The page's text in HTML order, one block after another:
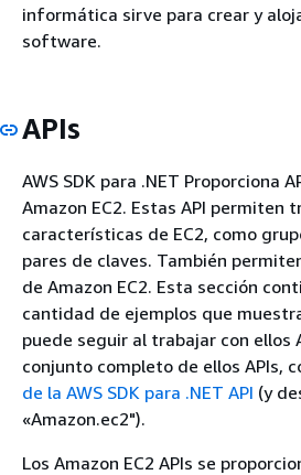
informática sirve para crear y
software.
APIs
AWS SDK para .NET Proporciona
Amazon EC2. Estas API permiten
características de EC2, como
pares de claves. También
de Amazon EC2. Esta sección
cantidad de ejemplos que
puede seguir al trabajar con ellos
conjunto completo de ellos APIs,
de la AWS SDK para .NET API (y
«Amazon.ec2").
Los Amazon EC2 APIs se